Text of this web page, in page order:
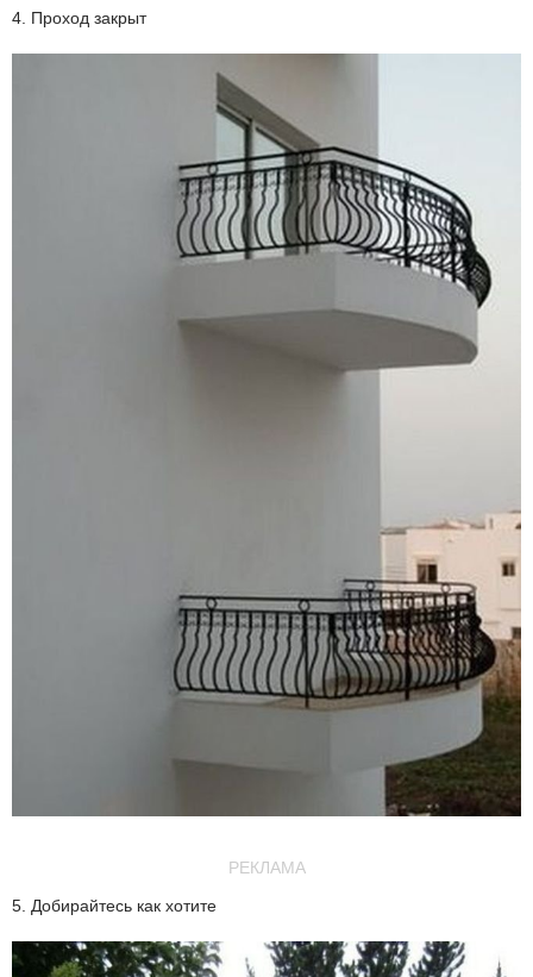
4. Проход закрыт
РЕКЛАМА
5. Добирайтесь как хотите